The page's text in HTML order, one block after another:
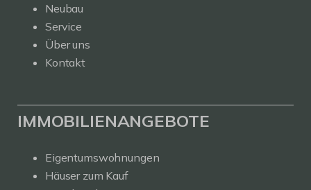
Neubau
Service
Über uns
Kontakt
IMMOBILIENANGEBOTE
Eigentumswohnungen
Häuser zum Kauf